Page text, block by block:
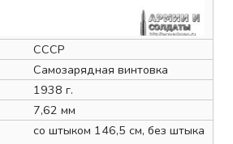
СССР
Самозарядная винтовка
1938 г.
7,62 мм
со штыком 146,5 см, без штыка